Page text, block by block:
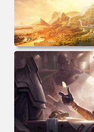
电脑壁纸 奇幻 雕像 风
电脑桌面 高清壁纸 壁纸